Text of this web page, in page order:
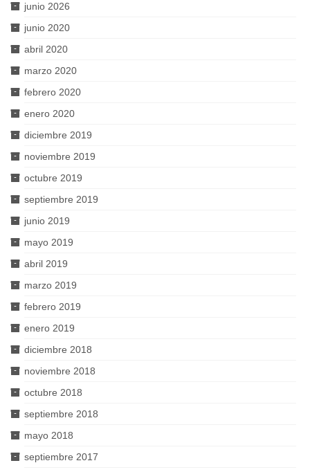
junio 2026
junio 2020
abril 2020
marzo 2020
febrero 2020
enero 2020
diciembre 2019
noviembre 2019
octubre 2019
septiembre 2019
junio 2019
mayo 2019
abril 2019
marzo 2019
febrero 2019
enero 2019
diciembre 2018
noviembre 2018
octubre 2018
septiembre 2018
mayo 2018
septiembre 2017